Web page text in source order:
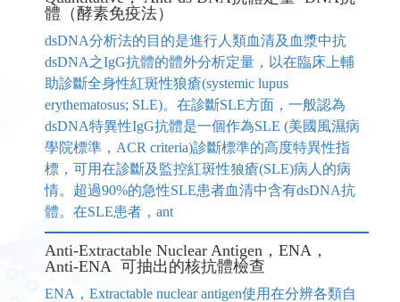
體（酵素免疫法）
dsDNA分析法的目的是進行人類血清及血漿中抗
dsDNA之IgG抗體的體外分析定量，以在臨床上輔
助診斷全身性紅斑性狼瘡(systemic lupus
erythematosus; SLE)。在診斷SLE方面，一般認為
dsDNA特異性IgG抗體是一個作為SLE (美國風濕病
學院標準，ACR criteria)診斷標準的高度特異性指
標，可用在診斷及監控紅斑性狼瘡(SLE)病人的病
情。超過90%的急性SLE患者血清中含有dsDNA抗
體。在SLE患者，ant
Anti-Extractable Nuclear Antigen，ENA，
Anti-ENA 可抽出的核抗體檢查
ENA，Extractable nuclear antigen使用在分辨各類自